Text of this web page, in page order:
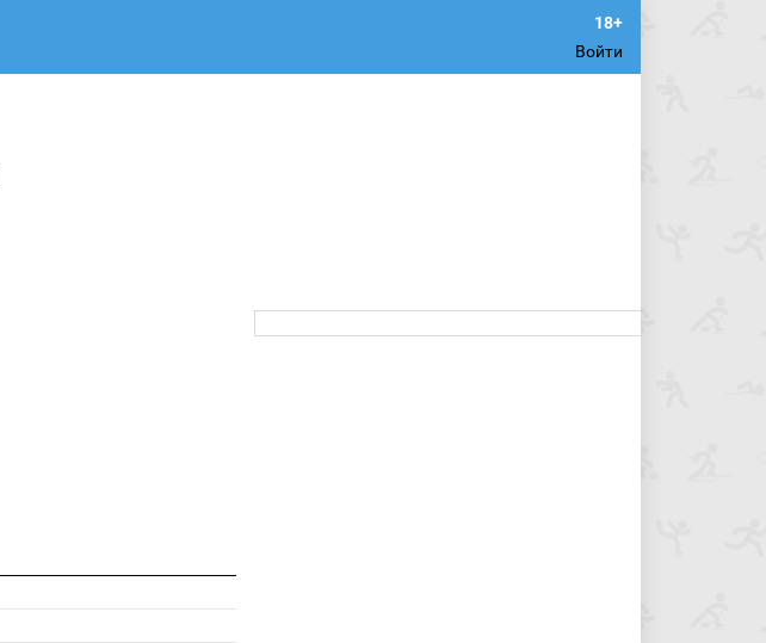
Войти